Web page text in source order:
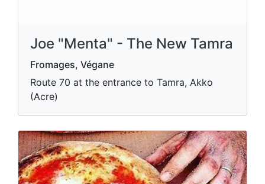
Joe "Menta" - The New Tamra
Fromages, Végane
Route 70 at the entrance to Tamra, Akko
(Acre)